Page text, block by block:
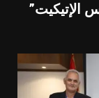
الإتيكيت”